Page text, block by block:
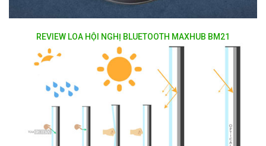
REVIEW LOA HỘI NGHỊ BLUETOOTH MAXHUB BM21